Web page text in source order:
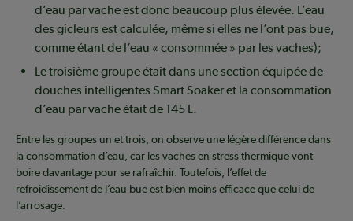
d’eau par vache est donc beaucoup plus élevée. L’eau
des gicleurs est calculée, même si elles ne l’ont pas bue,
comme étant de l’eau « consommée » par les vaches);
Le troisième groupe était dans une section équipée de
douches intelligentes Smart Soaker et la consommation
d’eau par vache était de 145 L.
Entre les groupes un et trois, on observe une légère différence dans
la consommation d’eau, car les vaches en stress thermique vont
boire davantage pour se rafraîchir. Toutefois, l’effet de
refroidissement de l’eau bue est bien moins efficace que celui de
l’arrosage.